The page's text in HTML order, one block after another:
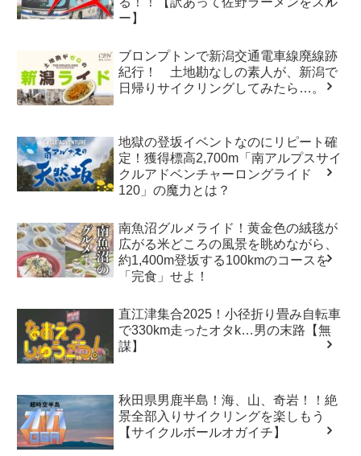
ー】
ブロンプトンで新潟交通電車線廃線跡
紀行！ 土地勘なしの素人が、新潟で
日帰りサイクリングしてみたら…。
地獄の登坂イベントなのにリピート確
定！獲得標高2,700m「南アルプスサイ
クルアドベンチャーロングライド
120」の魔力とは？
南魚沼グルメライド！黄金色の絨毯が
広がる米どころの風景を眺めながら、
約1,400m登坂する100kmのコースを
「完食」せよ！
直江津集合2025！小径折り畳み自転車
で330km走ったオタk…男の末路【無
謀】
秋田県男鹿半島！海、山、奇岩！！絶
景全部入りサイクリングを楽しもう
【サイクルボールオガイチ】